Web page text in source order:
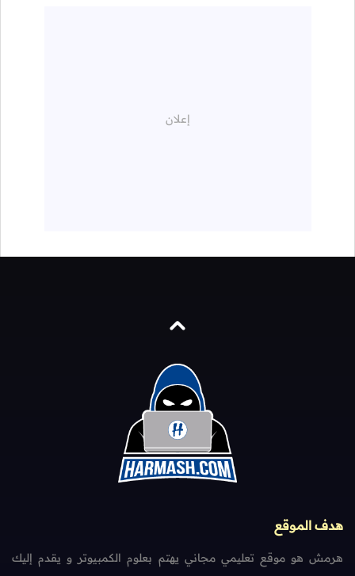
هدف الموقع
هرمش هو موقع تعليمي مجاني يهتم بعلوم الكمبيوتر و يقدم إليك